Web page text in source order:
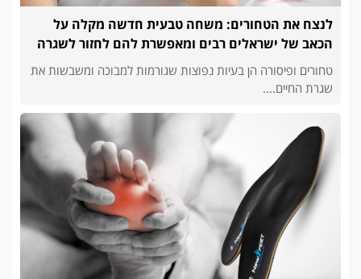
לנצח את הטחורים: משחה טבעית חדשה מקלה על
הכאב של ישראלים רבים ומאפשרת להם לחזור לשגרה
טחורים ופיסורה הן בעיות נפוצות שגורמות למבוכה ומשבשות את
שגרת החיים....